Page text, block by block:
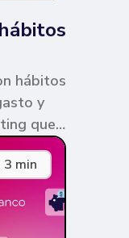
hábitos
y
que
3 min